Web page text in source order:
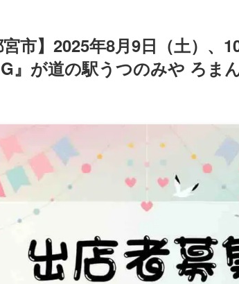
宮市】2025年8月9日（土）、
』が道の駅うつのみや ろま